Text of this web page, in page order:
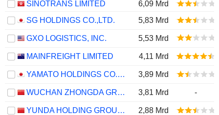
SINOTRANS LIMITED
6,09 Mrd
SG HOLDINGS CO.,LTD.
5,83 Mrd
GXO LOGISTICS, INC. 5,53 Mrd
MAINFREIGHT LIMITED 4,11 Mrd
YAMATO HOLDINGS CO., LTD. 3,89 Mrd
WUCHAN ZHONGDA GROUP CO.,LTD. 3,81 Mrd -
YUNDA HOLDING GROUP CO., LTD.
2,88 Mrd